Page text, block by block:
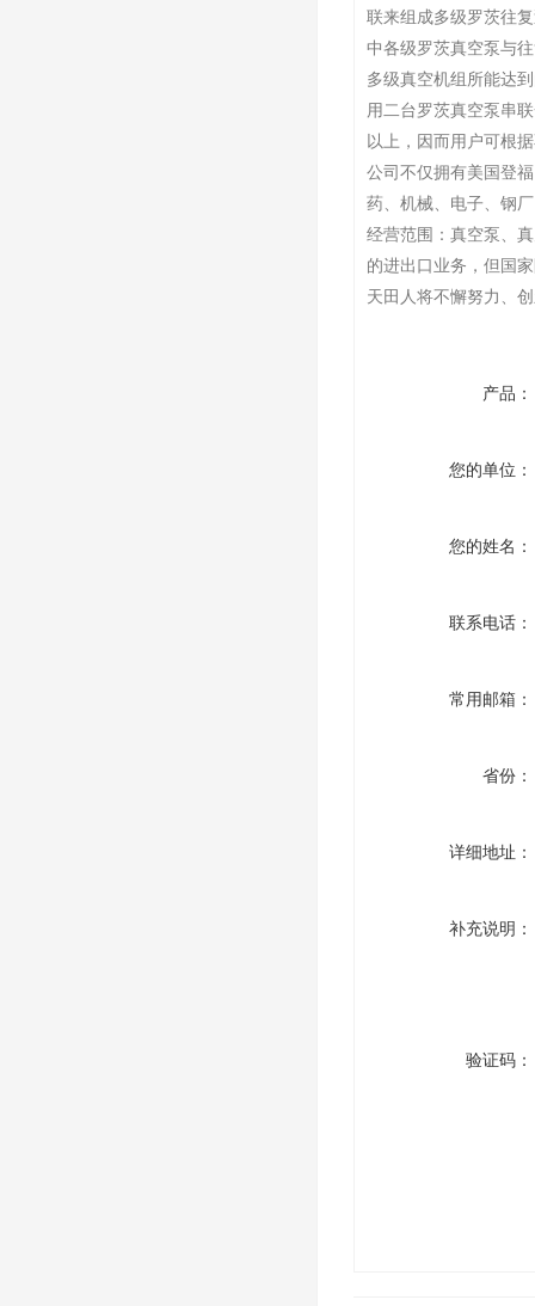
联来组成多级罗茨往
中各级罗茨真空泵与
多级真空机组所能达
用二台罗茨真空泵串
以上，因而用户可根
公司不仅拥有美国登
药、机械、电子、钢
经营范围：真空泵、
的进出口业务，但国
天田人将不懈努力、
产品：
您的单位：
您的姓名：
联系电话：
常用邮箱：
省份：
详细地址：
补充说明：
验证码：